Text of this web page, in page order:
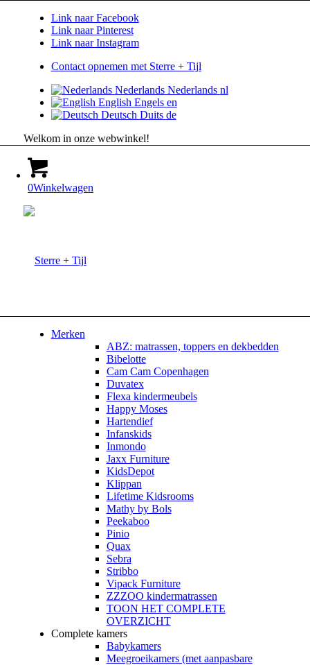
Link naar Facebook
Link naar Pinterest
Link naar Instagram
Contact opnemen met Sterre + Tijl
Nederlands Nederlands nl
English Engels en
Deutsch Duits de
Welkom in onze webwinkel!
0Winkelwagen
Merken
ABZ: matrassen, toppers en dekbedden
Bibelotte
Cam Cam Copenhagen
Duvatex
Flexa kindermeubels
Happy Moses
Hartendief
Infanskids
Inmondo
Jaxx Furniture
KidsDepot
Klippan
Lifetime Kidsrooms
Mathy by Bols
Peekaboo
Pinio
Quax
Sebra
Stribbo
Vipack Furniture
ZZZOO kindermatrassen
TOON HET COMPLETE
OVERZICHT
Complete kamers
Babykamers
Meegroeikamers (met aanpasbare